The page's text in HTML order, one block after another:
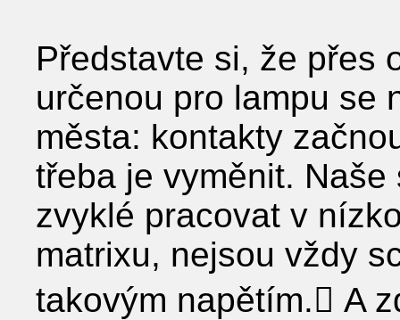
Představte si, že přes
určenou pro lampu se
města: kontakty
třeba je vyměnit.
zvyklé pracovat v
matrixu, nejsou vždy
takovým napětím. A